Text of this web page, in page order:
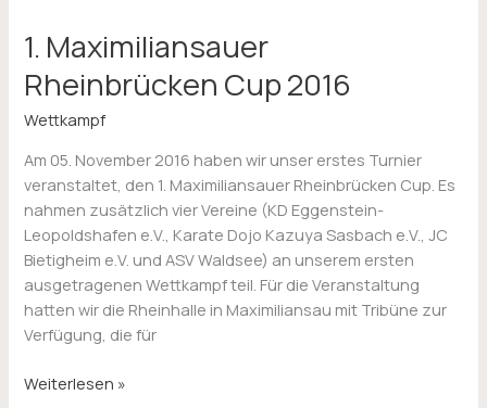
1. Maximiliansauer
Rheinbrücken Cup 2016
Wettkampf
Am 05. November 2016 haben wir unser erstes Turnier
veranstaltet, den 1. Maximiliansauer Rheinbrücken Cup. Es
nahmen zusätzlich vier Vereine (KD Eggenstein-
Leopoldshafen e.V., Karate Dojo Kazuya Sasbach e.V., JC
Bietigheim e.V. und ASV Waldsee) an unserem ersten
ausgetragenen Wettkampf teil. Für die Veranstaltung
hatten wir die Rheinhalle in Maximiliansau mit Tribüne zur
Verfügung, die für
Rheinbrücken
Cup
2016
Weiterlesen »